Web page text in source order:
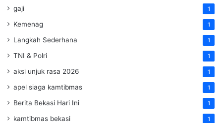
gaji 1
Kemenag 1
Langkah Sederhana 1
TNI & Polri 1
aksi unjuk rasa 2026 1
apel siaga kamtibmas 1
Berita Bekasi Hari Ini 1
kamtibmas bekasi 1